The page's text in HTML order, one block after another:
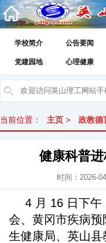
学校简介 公告要闻
党建园地 心理健康
当前位置： 主页 > 政教德
健康科普
时间：2026-
4 月 16 日下午
会、黄冈市疾病
生健康局、英山